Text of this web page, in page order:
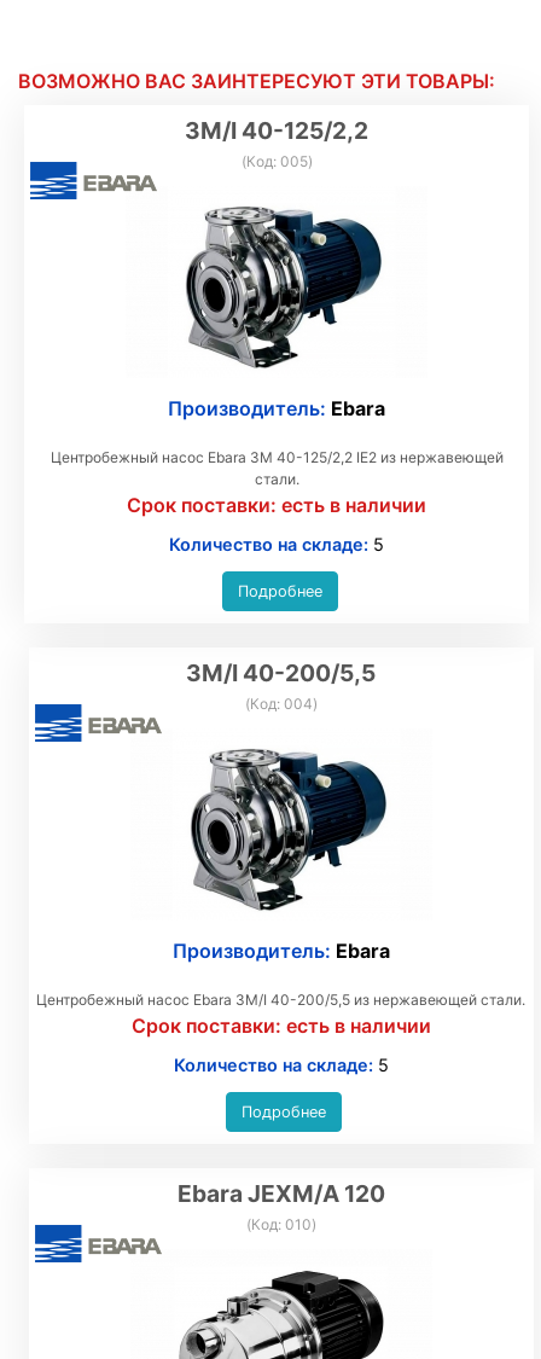
ВОЗМОЖНО ВАС ЗАИНТЕРЕСУЮТ ЭТИ ТОВАРЫ:
3M/I 40-125/2,2
(Код: 005)
Производитель: Ebara
Центробежный насос Ebara 3М 40-125/2,2 IE2 из нержавеющей
стали.
Срок поставки: есть в наличии
Количество на складе: 5
Подробнее
3M/I 40-200/5,5
(Код: 004)
Производитель: Ebara
Центробежный насос Ebara 3M/I 40-200/5,5 из нержавеющей стали.
Срок поставки: есть в наличии
Количество на складе: 5
Подробнее
Ebara JEXM/A 120
(Код: 010)